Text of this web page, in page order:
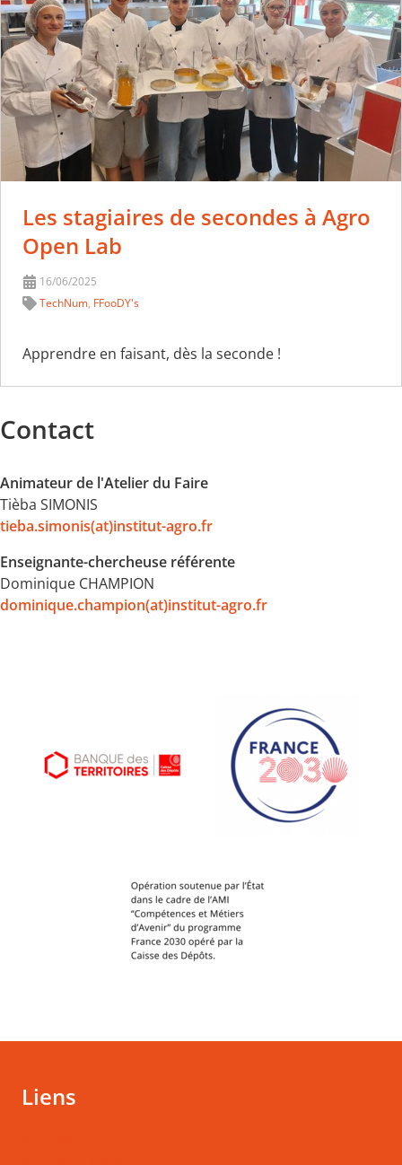
Les stagiaires de secondes à Agro
Open Lab
16/06/2025
TechNum, FFooDY's
Apprendre en faisant, dès la seconde !
Contact
Animateur de l'Atelier du Faire
Tièba SIMONIS
tieba.simonis(at)institut-agro.fr
Enseignante-chercheuse référente
Dominique CHAMPION
dominique.champion(at)institut-agro.fr
Liens